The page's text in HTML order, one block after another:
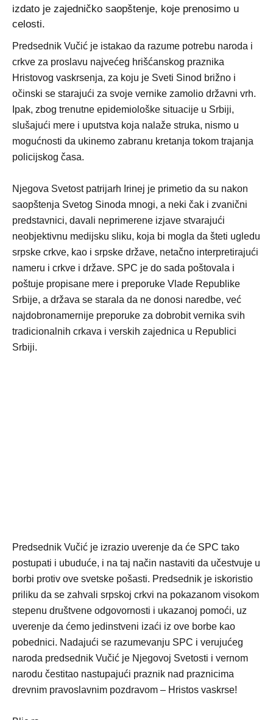
izdato je zajedničko saopštenje, koje prenosimo u
celosti.
Predsednik Vučić je istakao da razume potrebu naroda i
crkve za proslavu najvećeg hrišćanskog praznika
Hristovog vaskrsenja, za koju je Sveti Sinod brižno i
očinski se starajući za svoje vernike zamolio državni vrh.
Ipak, zbog trenutne epidemiološke situacije u Srbiji,
slušajući mere i uputstva koja nalaže struka, nismo u
mogućnosti da ukinemo zabranu kretanja tokom trajanja
policijskog časa.
Njegova Svetost patrijarh Irinej je primetio da su nakon
saopštenja Svetog Sinoda mnogi, a neki čak i zvanični
predstavnici, davali neprimerene izjave stvarajući
neobjektivnu medijsku sliku, koja bi mogla da šteti ugledu
srpske crkve, kao i srpske države, netačno interpretirajući
nameru i crkve i države. SPC je do sada poštovala i
poštuje propisane mere i preporuke Vlade Republike
Srbije, a država se starala da ne donosi naredbe, već
najdobronamernije preporuke za dobrobit vernika svih
tradicionalnih crkava i verskih zajednica u Republici
Srbiji.
Predsednik Vučić je izrazio uverenje da će SPC tako
postupati i ubuduće, i na taj način nastaviti da učestvuje u
borbi protiv ove svetske pošasti. Predsednik je iskoristio
priliku da se zahvali srpskoj crkvi na pokazanom visokom
stepenu društvene odgovornosti i ukazanoj pomoći, uz
uverenje da ćemo jedinstveni izaći iz ove borbe kao
pobednici. Nadajući se razumevanju SPC i verujućeg
naroda predsednik Vučić je Njegovoj Svetosti i vernom
narodu čestitao nastupajući praznik nad praznicima
drevnim pravoslavnim pozdravom – Hristos vaskrse!